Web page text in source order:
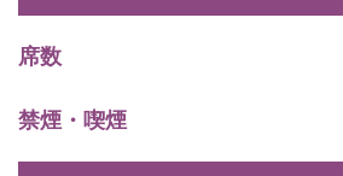
席数
禁煙・喫煙